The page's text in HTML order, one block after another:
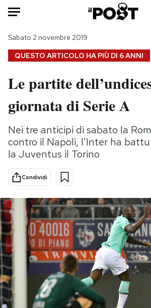
HOME
Italia
Politica
Tecnologia
Internet
Scienza
Cultura
Economia
Sport
Moda
Ok
PODCAST
NEWSLETTER
QUESTO ARTICOLO HA PIÙ DI 6 ANNI
Sabato 2 novembre 2019
Le partite
giornata di Serie A
Nei tre anticipi di sabato la
contro il Napoli, l'Inter ha
la Juventus il Torino
Condividi